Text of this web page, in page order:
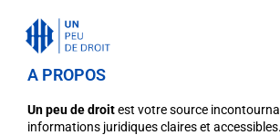
A PROPOS
Un peu de droitest votre source
informations juridiques claires et